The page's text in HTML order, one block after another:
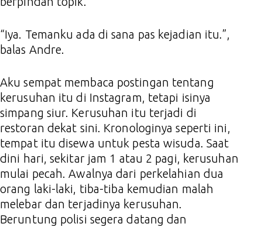
“Iya. Temanku ada di sana pas kejadian itu.”,
balas Andre.
Aku sempat membaca postingan tentang
kerusuhan itu di Instagram, tetapi isinya
simpang siur. Kerusuhan itu terjadi di
restoran dekat sini. Kronologinya seperti ini,
tempat itu disewa untuk pesta wisuda. Saat
dini hari, sekitar jam 1 atau 2 pagi, kerusuhan
mulai pecah. Awalnya dari perkelahian dua
orang laki-laki, tiba-tiba kemudian malah
melebar dan terjadinya kerusuhan.
Beruntung polisi segera datang dan